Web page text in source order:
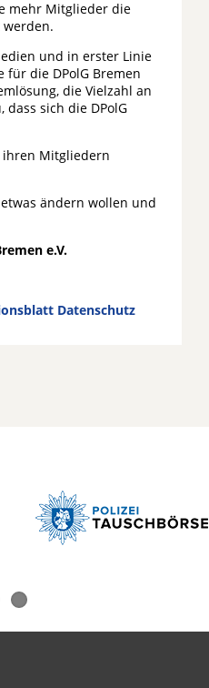
mehr Mitglieder die
und in erster Linie
die DPolG Bremen
die Vielzahl an
sich die DPolG
ihren Mitgliedern
ändern wollen und
e.V.
Datenschutz